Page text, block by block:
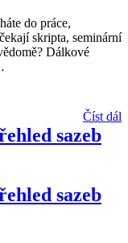
do práce,
skripta, seminární
Dálkové
Číst dál
sazeb
sazeb